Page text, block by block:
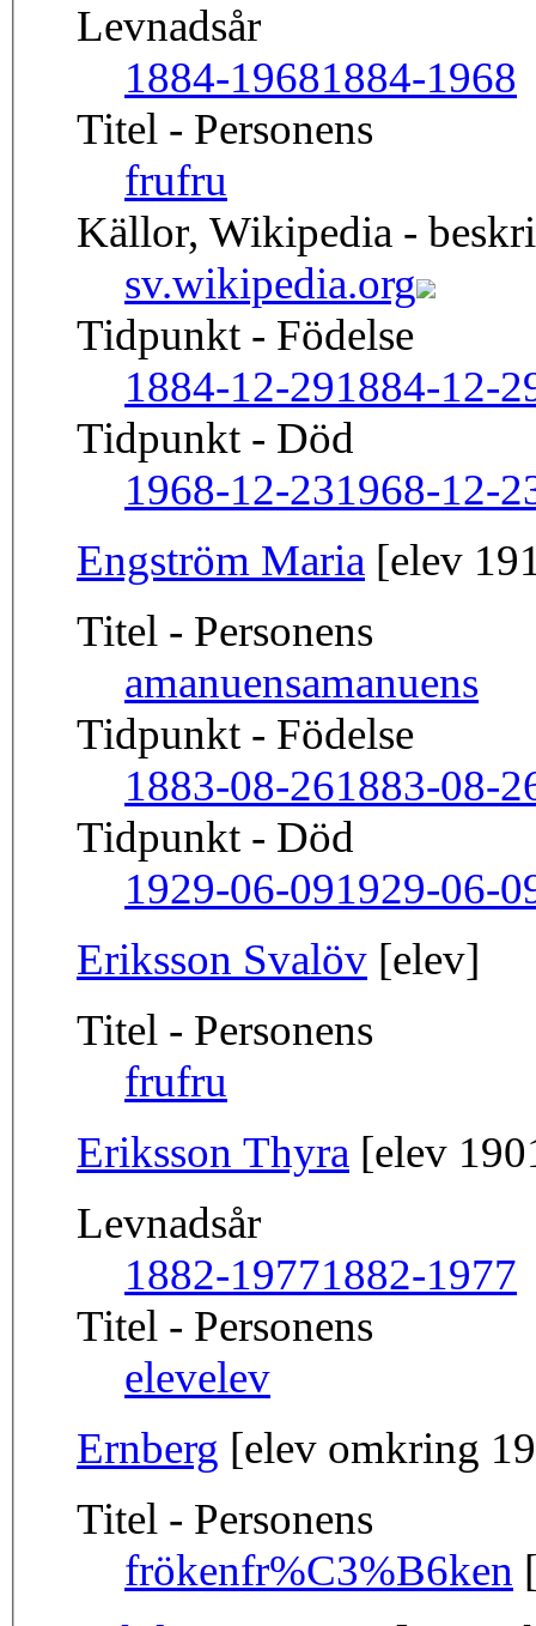
Levnadsår
1884-19681884-1968
Titel - Personens
frufru
Källor, Wikipedia -
sv.wikipedia.org
Tidpunkt - Födelse
1884-12-291884-12-
Tidpunkt - Död
1968-12-231968-12-
Engström Maria [elev
Titel - Personens
amanuensamanuens
Tidpunkt - Födelse
1883-08-261883-08-
Tidpunkt - Död
1929-06-091929-06-
Eriksson Svalöv [elev]
Titel - Personens
frufru
Eriksson Thyra [elev
Levnadsår
1882-19771882-1977
Titel - Personens
elevelev
Ernberg [elev omkring
Titel - Personens
frökenfr%C3%B6ken